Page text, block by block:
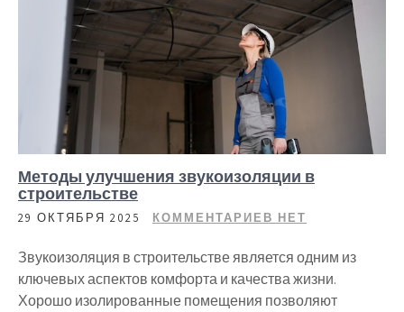
Методы улучшения звукоизоляции в
строительстве
29 ОКТЯБРЯ 2025 КОММЕНТАРИЕВ НЕТ
Звукоизоляция в строительстве является одним из
ключевых аспектов комфорта и качества жизни.
Хорошо изолированные помещения позволяют